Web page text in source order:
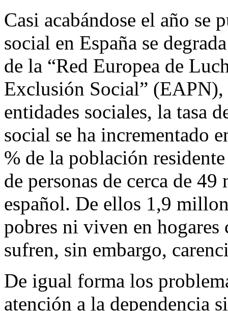
Casi acabándose el año se
social en España se
de la “Red Europea de
Exclusión Social” (EAPN),
entidades sociales, la tasa
social se ha incrementado
% de la población
de personas de cerca de
español. De ellos 1,9
pobres ni viven en hogares
sufren, sin embargo,
De igual forma los
atención a la dependencia